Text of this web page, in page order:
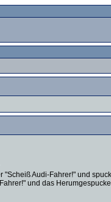
Audi-Fahrer!" und
und das